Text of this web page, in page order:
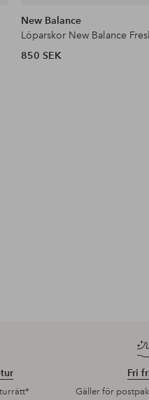
New Balance
Löparskor New Balance
850 SEK
Fri
Gäller för